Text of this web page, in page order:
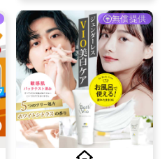
無償提供